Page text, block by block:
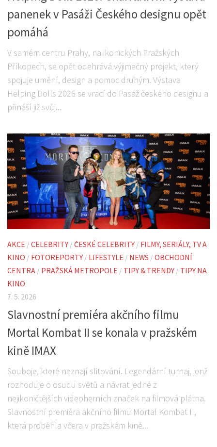
panenek v Pasáži Českého designu opět
pomáhá
V samém centru Prahy, na ikonických Pražských
Příkopech, se opět odehrává výjimečný projekt, který
spojuje umění, design a pomoc druhým. Výstava
Helping Dolls 2026 se vrací do Pasáž českého designu a
přináší již svůj...
AKCE / CELEBRITY / ČESKÉ CELEBRITY / FILMY, SERIÁLY, TV A
KINO / FOTOREPORTY / LIFESTYLE / NEWS / OBCHODNÍ
CENTRA / PRAŽSKÁ METROPOLE / TIPY & TRENDY / TIPY NA
KINO
7. 5. 2026
Slavnostní premiéra akčního filmu
Mortal Kombat II se konala v pražském
kině IMAX
Souboje, které neznají slitování. Legendární turnaj, jenž
rozhoduje o osudu světů a návrat jedné z
nejikoničtějších videoherních značek na filmová plátna.
Slavnostní premiéra akčního filmu Mortal Kombat II,
která proběhla včera v pražském kině...